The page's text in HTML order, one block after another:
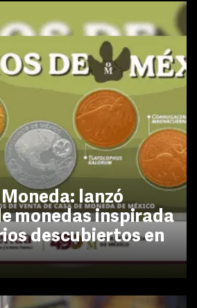
lanzó
monedas inspirada
descubiertos en